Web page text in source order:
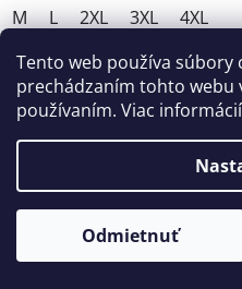
Tento web používa súbory
prechádzaním tohto webu
používaním. Viac informácií
Odmietnuť
M L 2XL 3XL 4XL
AKCIA